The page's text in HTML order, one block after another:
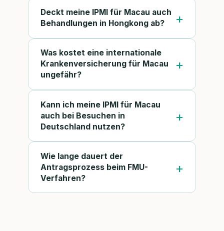
Deckt meine IPMI für Macau auch
Behandlungen in Hongkong ab?
Was kostet eine internationale
Krankenversicherung für Macau
ungefähr?
Kann ich meine IPMI für Macau
auch bei Besuchen in
Deutschland nutzen?
Wie lange dauert der
Antragsprozess beim FMU-
Verfahren?